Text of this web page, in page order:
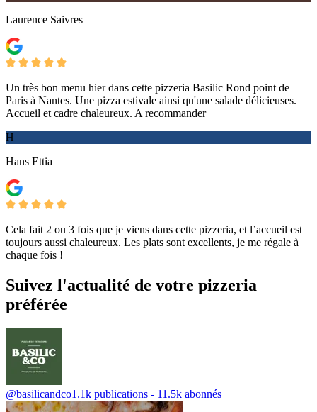
Laurence Saivres
Un très bon menu hier dans cette pizzeria Basilic Rond point de
Paris à Nantes. Une pizza estivale ainsi qu'une salade délicieuses.
Accueil et cadre chaleureux. A recommander
H
Hans Ettia
Cela fait 2 ou 3 fois que je viens dans cette pizzeria, et l’accueil est
toujours aussi chaleureux. Les plats sont excellents, je me régale à
chaque fois !
Suivez l'actualité de votre pizzeria
préférée
@basilicandco1.1k publications - 11.5k abonnés